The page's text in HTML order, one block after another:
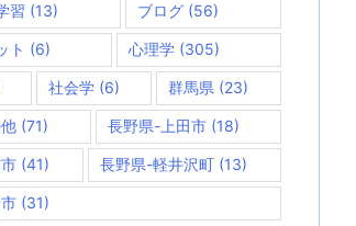
習 (13) ブログ (56)
ト (6) 心理学 (305)
社会学(6) 群馬県 (23)
(71) 長野県-上田市(18)
(41) 長野県-軽井沢町 (13)
(31)